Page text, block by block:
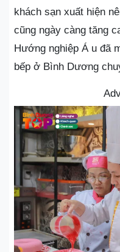
khách sạn xuất hiện
cũng ngày càng tăng
Hướng nghiệp Á u đã
bếp ở Bình Dương